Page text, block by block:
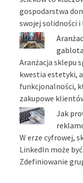
gospodarstwa
swojej solidności
Aranżacja sklepu
kwestia estetyki,
funkcjonalności,
zakupowe
Jak
W erze cyfrowej,
LinkedIn może
Zdefiniowanie